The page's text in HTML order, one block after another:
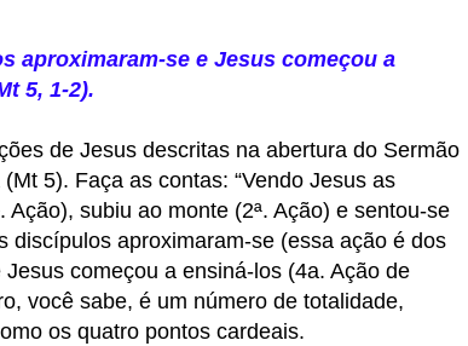
aproximaram-se e Jesus começou a
5, 1-2).
de Jesus descritas na abertura do Sermão
5). Faça as contas: “Vendo Jesus as
Ação), subiu ao monte (2ª. Ação) e sentou-se
discípulos aproximaram-se (essa ação é dos
começou a ensiná-los (4a. Ação de
você sabe, é um número de totalidade,
os quatro pontos cardeais.